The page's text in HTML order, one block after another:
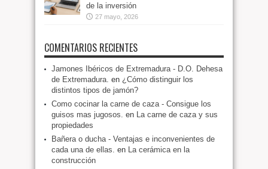
de la inversión
27 mayo, 2026
COMENTARIOS RECIENTES
Jamones Ibéricos de Extremadura - D.O. Dehesa
de Extremadura. en ¿Cómo distinguir los
distintos tipos de jamón?
Como cocinar la carne de caza - Consigue los
guisos mas jugosos. en La carne de caza y sus
propiedades
Bañera o ducha - Ventajas e inconvenientes de
cada una de ellas. en La cerámica en la
construcción